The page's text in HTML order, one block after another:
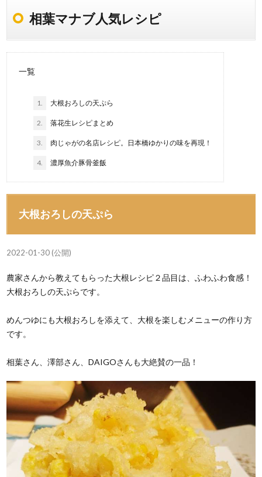
相葉マナブ人気レシピ
一覧
1. 大根おろしの天ぷら
2. 落花生レシピまとめ
3. 肉じゃがの名店レシピ。日本橋ゆかりの味を再現！
4. 濃厚魚介豚骨釜飯
大根おろしの天ぷら
2022-01-30 (公開)
農家さんから教えてもらった大根レシピ２品目は、ふわふわ食感！
大根おろしの天ぷらです。
めんつゆにも大根おろしを添えて、大根を楽しむメニューの作り方
です。
相葉さん、澤部さん、DAIGOさんも大絶賛の一品！